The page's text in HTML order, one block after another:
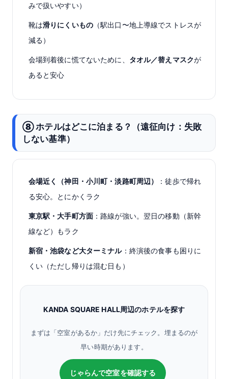
みで扱いやすい）
靴は滑りにくいもの （駅出口〜地上導線でストレスが
減る）
会場到着後に慌てないために、 タオル／替えマスクが
あると安心
⑧ ホテルはどこに泊まる？（遠征向け：失敗
しない基準）
会場近く（神田・小川町・淡路町周辺）
：徒歩で帰れ
る安心。とにかくラク
東京駅・大手町方面 ：路線が強い。翌日の移動（新幹
線など）もラク
新宿・池袋など大ターミナル：終演後の食事も困りに
くい（ただし帰りは混む日も）
KANDA SQUARE HALL周辺のホテルを探す
まずは「空室があるか」だけ先にチェック。埋まるのが
早い時期があります。
じゃらんで空室を確認する